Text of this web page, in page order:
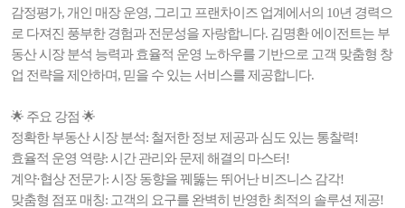
감정평가, 개인 매장 운영, 그리고 프랜차이즈 업계에서의 10년 경력으
로 다져진 풍부한 경험과 전문성을 자랑합니다. 김명환 에이전트는 부
동산 시장 분석 능력과 효율적 운영 노하우를 기반으로 고객 맞춤형 창
업 전략을 제안하며, 믿을 수 있는 서비스를 제공합니다.
🌟 주요 강점 🌟
정확한 부동산 시장 분석: 철저한 정보 제공과 심도 있는 통찰력!
효율적 운영 역량: 시간 관리와 문제 해결의 마스터!
계약·협상 전문가: 시장 동향을 꿰뚫는 뛰어난 비즈니스 감각!
맞춤형 점포 매칭: 고객의 요구를 완벽히 반영한 최적의 솔루션 제공!